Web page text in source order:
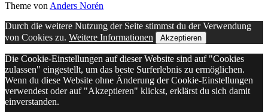
Theme von Anders Norén
Durch die weitere Nutzung der Seite stimmst du der Verwendung
von Cookies zu. Weitere Informationen Akzeptieren
Die Cookie-Einstellungen auf dieser Website sind auf "Cookies
zulassen" eingestellt, um das beste Surferlebnis zu ermöglichen.
Wenn du diese Website ohne Änderung der Cookie-Einstellungen
verwendest oder auf "Akzeptieren" klickst, erklärst du sich damit
einverstanden.